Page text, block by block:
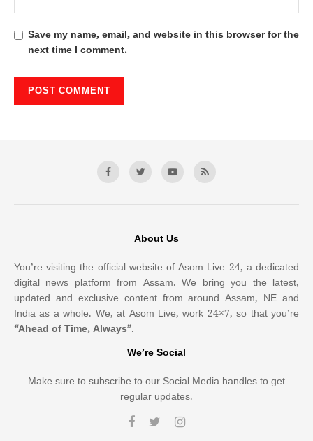
Save my name, email, and website in this browser for the
next time I comment.
About Us
You’re visiting the official website of Asom Live 24, a dedicated
digital news platform from Assam. We bring you the latest,
updated and exclusive content from around Assam, NE and
India as a whole. We, at Asom Live, work 24×7, so that you’re
“Ahead of Time, Always”.
We’re Social
Make sure to subscribe to our Social Media handles to get
regular updates.